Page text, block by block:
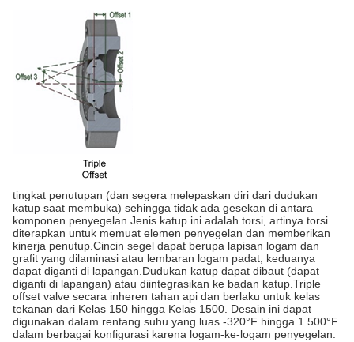
tingkat penutupan (dan segera melepaskan diri dari dudukan
katup saat membuka) sehingga tidak ada gesekan di antara
komponen penyegelan.Jenis katup ini adalah torsi, artinya torsi
diterapkan untuk memuat elemen penyegelan dan memberikan
kinerja penutup.Cincin segel dapat berupa lapisan logam dan
grafit yang dilaminasi atau lembaran logam padat, keduanya
dapat diganti di lapangan.Dudukan katup dapat dibaut (dapat
diganti di lapangan) atau diintegrasikan ke badan katup.Triple
offset valve secara inheren tahan api dan berlaku untuk kelas
tekanan dari Kelas 150 hingga Kelas 1500. Desain ini dapat
digunakan dalam rentang suhu yang luas -320°F hingga 1.500°F
dalam berbagai konfigurasi karena logam-ke-logam penyegelan.